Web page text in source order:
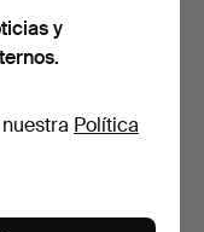
y
Política